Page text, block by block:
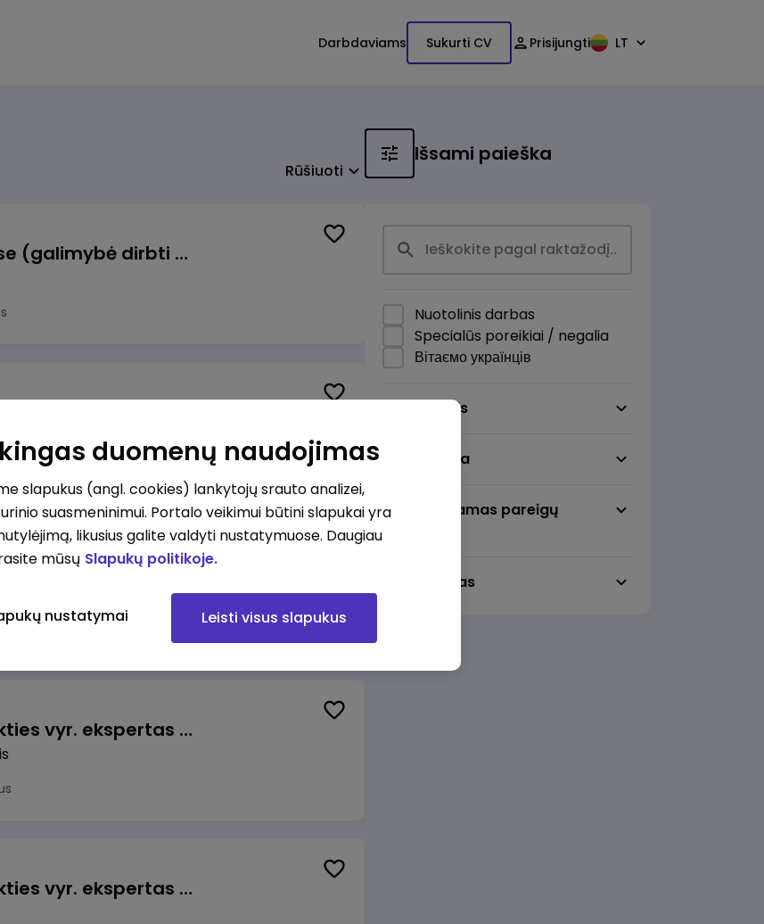
Darbdaviams Sukurti CV Prisijungti LT
Rūšiuoti
Krovėjas (-a) Ringauduose (galimybė dirbti nepilnu etatu)
Talent Development Project Manager (fixed term - 1.5 years)
Veiklos užtikrinimo ir atitikties vyr. ekspertas (-ė) (Radviliškis) (Radviliškis, LT)
Veiklos užtikrinimo ir atitikties vyr. ekspertas (-ė) (Kaunas) (Kaunas, LT)
Išsami paieška
Nuotolinis darbas
Specialūs poreikiai / negalia
Вітаємо українців
Darbo sritis
Darbo vieta
Pageidaujamas pareigų
Darbo laikas
duomenų naudojimas
slapukus (angl. cookies) lankytojų srauto analizei,
suasmeninimui. Portalo veikimui būtini slapukai yra
likusius galite valdyti nustatymuose. Daugiau
mūsų Slapukų politikoje.
nustatymai Leisti visus slapukus